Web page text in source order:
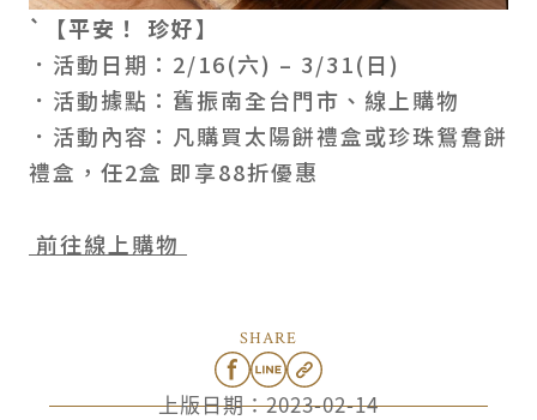
`【平安！ 珍好】
．活動日期：2/16(六) – 3/31(日)
．活動據點：舊振南全台門市、線上購物
．活動內容：凡購買太陽餅禮盒或珍珠鴛鴦餅
禮盒，任2盒 即享88折優惠
前往線上購物
上版日期：2023-02-14
SHARE